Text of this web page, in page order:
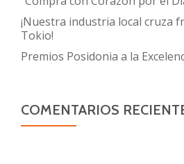
¡Nuestra industria local cruza
Tokio!
Premios Posidonia a la
COMENTARIOS